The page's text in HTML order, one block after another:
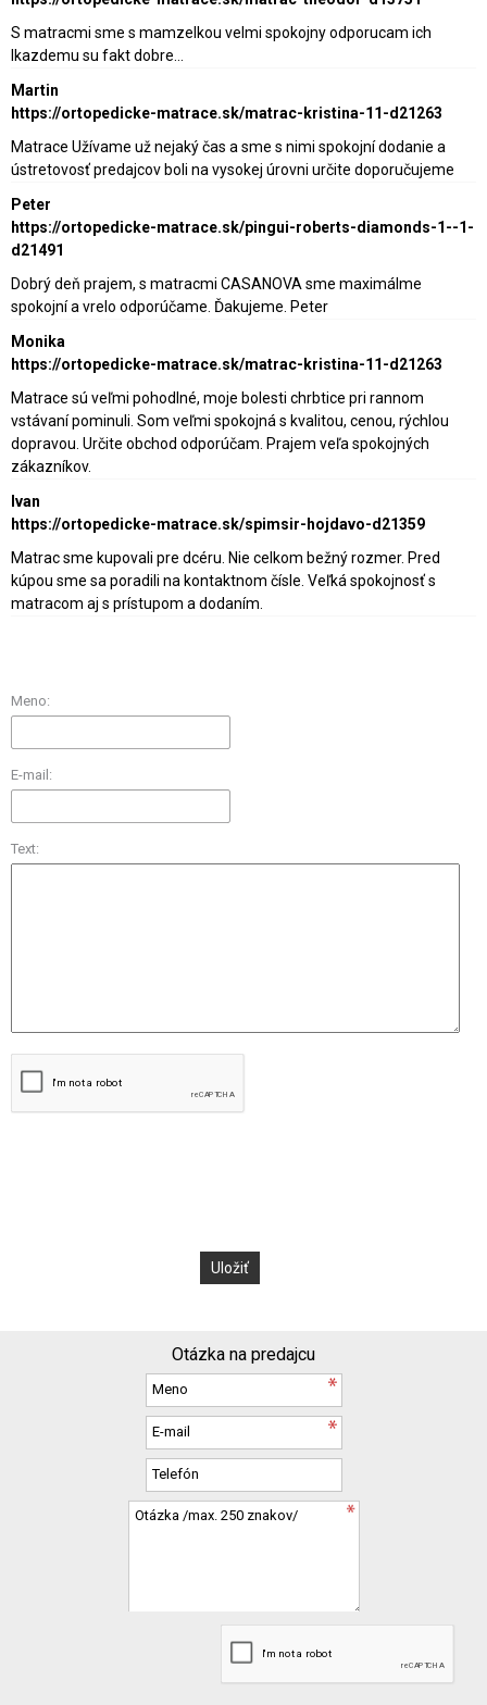
S matracmi sme s mamzelkou velmi spokojny odporucam ich
lkazdemu su fakt dobre…
Martin
https://ortopedicke-matrace.sk/matrac-kristina-11-d21263
Matrace Užívame už nejaký čas a sme s nimi spokojní dodanie a
ústretovosť predajcov boli na vysokej úrovni určite doporučujeme
Peter
https://ortopedicke-matrace.sk/pingui-roberts-diamonds-1--1-
d21491
Dobrý deň prajem, s matracmi CASANOVA sme maximálme
spokojní a vrelo odporúčame. Ďakujeme. Peter
Monika
https://ortopedicke-matrace.sk/matrac-kristina-11-d21263
Matrace sú veľmi pohodlné, moje bolesti chrbtice pri rannom
vstávaní pominuli. Som veľmi spokojná s kvalitou, cenou, rýchlou
dopravou. Určite obchod odporúčam. Prajem veľa spokojných
zákazníkov.
Ivan
https://ortopedicke-matrace.sk/spimsir-hojdavo-d21359
Matrac sme kupovali pre dcéru. Nie celkom bežný rozmer. Pred
kúpou sme sa poradili na kontaktnom čísle. Veľká spokojnosť s
matracom aj s prístupom a dodaním.
Meno:
E-mail:
Text:
Otázka na predajcu